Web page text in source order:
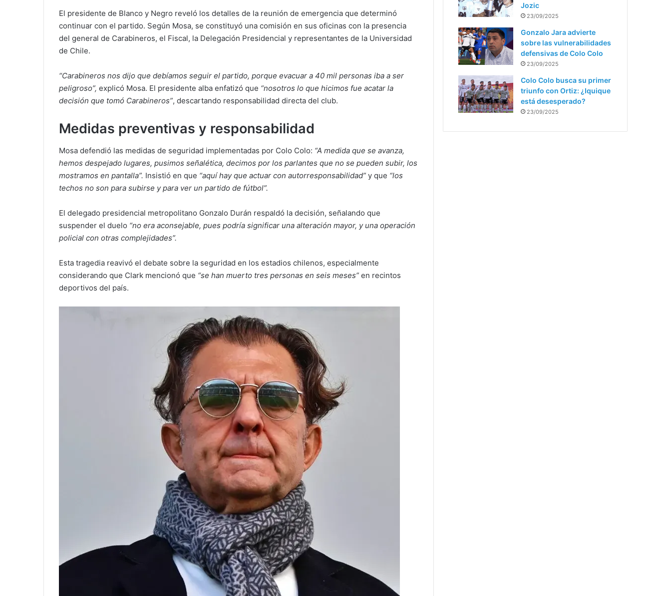
El presidente de Blanco y Negro reveló los detalles de la reunión de emergencia que determinó
continuar con el partido. Según Mosa, se constituyó una comisión en sus oficinas con la presencia
del general de Carabineros, el Fiscal, la Delegación Presidencial y representantes de la Universidad
de Chile.
“Carabineros nos dijo que debíamos seguir el partido, porque evacuar a 40 mil personas iba a ser
peligroso”, explicó Mosa. El presidente alba enfatizó que “nosotros lo que hicimos fue acatar la
decisión que tomó Carabineros”, descartando responsabilidad directa del club.
Medidas preventivas y responsabilidad
Mosa defendió las medidas de seguridad implementadas por Colo Colo: “A medida que se avanza,
hemos despejado lugares, pusimos señalética, decimos por los parlantes que no se pueden subir, los
mostramos en pantalla”. Insistió en que “aquí hay que actuar con autorresponsabilidad” y que “los
techos no son para subirse y para ver un partido de fútbol”.
El delegado presidencial metropolitano Gonzalo Durán respaldó la decisión, señalando que
suspender el duelo “no era aconsejable, pues podría significar una alteración mayor, y una operación
policial con otras complejidades”.
Esta tragedia reavivó el debate sobre la seguridad en los estadios chilenos, especialmente
considerando que Clark mencionó que “se han muerto tres personas en seis meses” en recintos
deportivos del país.
Jozic
23/09/2025
Gonzalo Jara advierte
sobre las vulnerabilidades
defensivas de Colo Colo
23/09/2025
Colo Colo busca su primer
triunfo con Ortiz: ¿Iquique
está desesperado?
23/09/2025